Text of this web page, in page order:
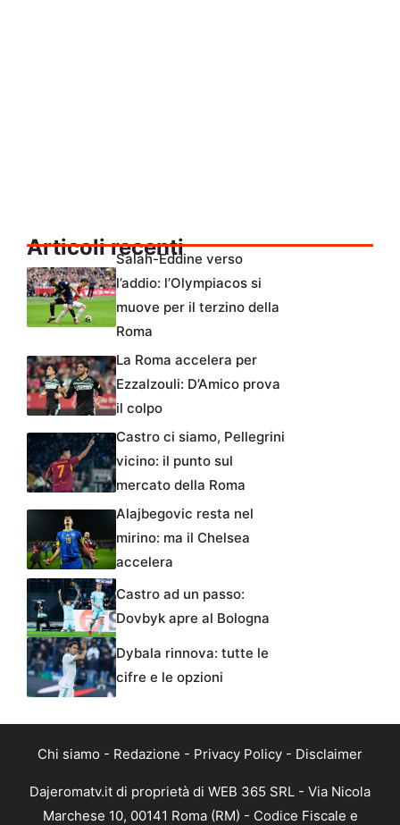
Articoli recenti
Salah-Eddine verso
l’addio: l’Olympiacos si
muove per il terzino della
Roma
La Roma accelera per
Ezzalzouli: D’Amico prova
il colpo
Castro ci siamo, Pellegrini
vicino: il punto sul
mercato della Roma
Alajbegovic resta nel
mirino: ma il Chelsea
accelera
Castro ad un passo:
Dovbyk apre al Bologna
Dybala rinnova: tutte le
cifre e le opzioni
Chi siamo - Redazione - Privacy Policy - Disclaimer
Dajeromatv.it di proprietà di WEB 365 SRL - Via Nicola
Marchese 10, 00141 Roma (RM) - Codice Fiscale e